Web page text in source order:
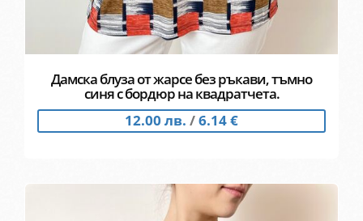
Дамска блуза от жарсе без ръкави, тъмно
синя с бордюр на квадратчета.
12.00 лв. /6.14 €